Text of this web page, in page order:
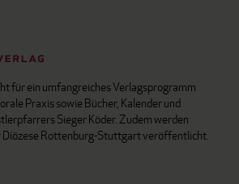
für ein umfangreiches Verlagsprogramm
Praxis sowie Bücher, Kalender und
Sieger Köder. Zudem werden
Diözese Rottenburg-Stuttgart veröffentlicht.